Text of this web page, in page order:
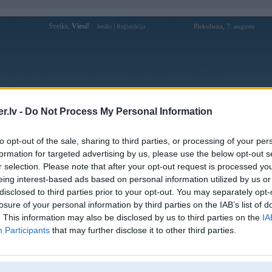
- Do Not Process My Personal Information
opt-out of the sale, sharing to third parties, or processing of your
for targeted advertising by us, please use the below opt-out
selection. Please note that after your opt-out request is processed
interest-based ads based on personal information utilized by us
to third parties prior to your opt-out. You may separately
of your personal information by third parties on the IAB’s list of
This information may also be disclosed by us to third parties on the
Participants that may further disclose it to other third parties.
Sveiks, Viesi! Ienākt Reģistrācija Piektdiena, 7. augusts
Forums Galerijas Reģistrācija Lietotāji
edition
10:36
bija saglabāt street legal, lai nav tā, ka tikai uz treilera jāstaipa apkārt. Aplīmēts Piņķos, jā.
tikai reklāmas uzlīmes. Ar bremzēm vajadzēja nedaudz ķīmiķot, bet bija skaidrs, ka obligāti
R15, jo arī ziemā zāģus būs jāliek R15. Uzlikti mazāka diametra diski, citi suporti un
kluči. Dēļ tā, ka kluči ir tik labi, bremzes ir ļoti asas un foršas. Igaunijā gan pāris nedēļas
pārkarsa.